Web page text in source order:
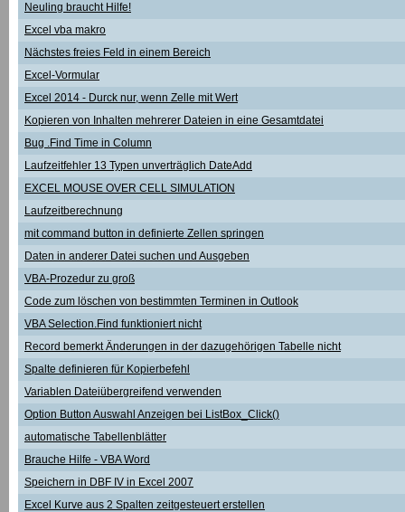
Neuling braucht Hilfe!
Excel vba makro
Nächstes freies Feld in einem Bereich
Excel-Vormular
Excel 2014 - Durck nur, wenn Zelle mit Wert
Kopieren von Inhalten mehrerer Dateien in eine Gesamtdatei
Bug .Find Time in Column
Laufzeitfehler 13 Typen unverträglich DateAdd
EXCEL MOUSE OVER CELL SIMULATION
Laufzeitberechnung
mit command button in definierte Zellen springen
Daten in anderer Datei suchen und Ausgeben
VBA-Prozedur zu groß
Code zum löschen von bestimmten Terminen in Outlook
VBA Selection.Find funktioniert nicht
Record bemerkt Änderungen in der dazugehörigen Tabelle nicht
Spalte definieren für Kopierbefehl
Variablen Dateiübergreifend verwenden
Option Button Auswahl Anzeigen bei ListBox_Click()
automatische Tabellenblätter
Brauche Hilfe - VBA Word
Speichern in DBF IV in Excel 2007
Excel Kurve aus 2 Spalten zeitgesteuert erstellen